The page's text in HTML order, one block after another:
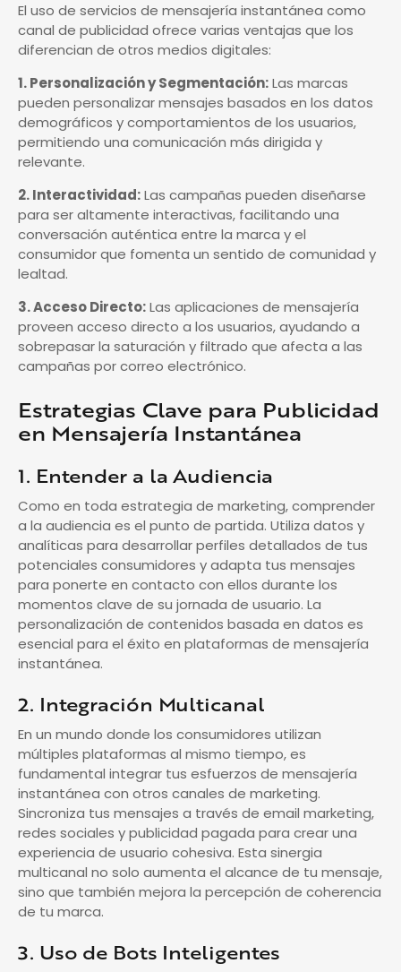
El uso de servicios de mensajería instantánea como
canal de publicidad ofrece varias ventajas que los
diferencian de otros medios digitales:
1. Personalización y Segmentación:Las marcas
pueden personalizar mensajes basados en los datos
demográficos y comportamientos de los usuarios,
permitiendo una comunicación más dirigida y
relevante.
2. Interactividad:Las campañas pueden diseñarse
para ser altamente interactivas, facilitando una
conversación auténtica entre la marca y el
consumidor que fomenta un sentido de comunidad y
lealtad.
3. Acceso Directo:Las aplicaciones de mensajería
proveen acceso directo a los usuarios, ayudando a
sobrepasar la saturación y filtrado que afecta a las
campañas por correo electrónico.
Estrategias Clave para Publicidad
en Mensajería Instantánea
1. Entender a la Audiencia
Como en toda estrategia de marketing, comprender
a la audiencia es el punto de partida. Utiliza datos y
analíticas para desarrollar perfiles detallados de tus
potenciales consumidores y adapta tus mensajes
para ponerte en contacto con ellos durante los
momentos clave de su jornada de usuario. La
personalización de contenidos basada en datos es
esencial para el éxito en plataformas de mensajería
instantánea.
2. Integración Multicanal
En un mundo donde los consumidores utilizan
múltiples plataformas al mismo tiempo, es
fundamental integrar tus esfuerzos de mensajería
instantánea con otros canales de marketing.
Sincroniza tus mensajes a través de email marketing,
redes sociales y publicidad pagada para crear una
experiencia de usuario cohesiva. Esta sinergia
multicanal no solo aumenta el alcance de tu mensaje,
sino que también mejora la percepción de coherencia
de tu marca.
3. Uso de Bots Inteligentes